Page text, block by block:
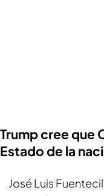
Trump cree que
Estado de la
José Luis